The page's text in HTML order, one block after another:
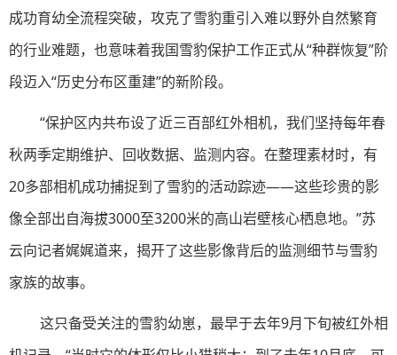
成功育幼全流程突破，攻克了雪豹重引入难以野外自然繁育
的行业难题，也意味着我国雪豹保护工作正式从“种群恢复”阶
段迈入“历史分布区重建”的新阶段。
“保护区内共布设了近三百部红外相机，我们坚持每年春
秋两季定期维护、回收数据、监测内容。在整理素材时，有
20多部相机成功捕捉到了雪豹的活动踪迹——这些珍贵的影
像全部出自海拔3000至3200米的高山岩壁核心栖息地。”苏
云向记者娓娓道来，揭开了这些影像背后的监测细节与雪豹
家族的故事。
这只备受关注的雪豹幼崽，最早于去年9月下旬被红外相